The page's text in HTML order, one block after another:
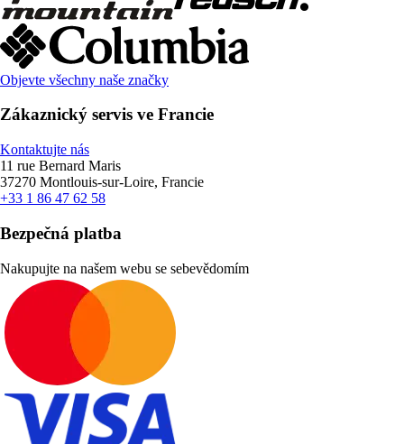
Objevte všechny naše značky
Zákaznický servis ve Francie
Kontaktujte nás
11 rue Bernard Maris
37270 Montlouis-sur-Loire, Francie
+33 1 86 47 62 58
Bezpečná platba
Nakupujte na našem webu se sebevědomím